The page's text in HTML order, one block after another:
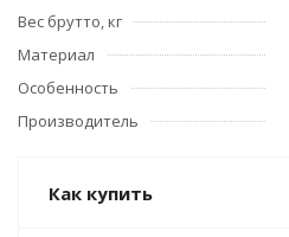
Вес брутто, кг
Материал
Особенность
Производитель
Как купить